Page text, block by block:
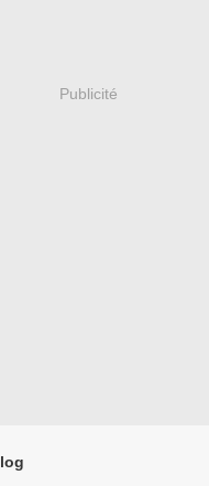
Publicité